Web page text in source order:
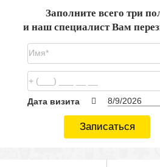
Заполните всего три
и наш специалист Вам
Дата визита
Записаться